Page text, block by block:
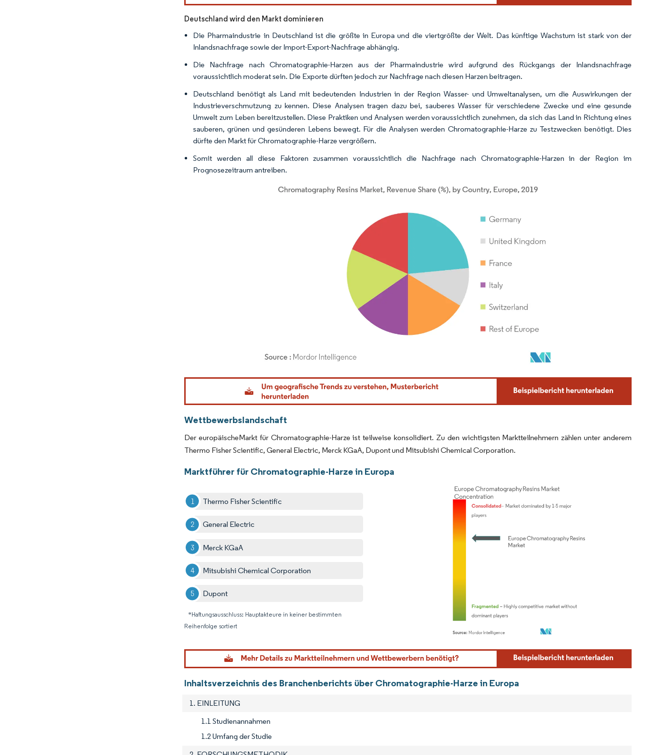
Deutschland wird den Markt dominieren
Die Pharmaindustrie in Deutschland ist die größte in Europa und die viertgrößte der Welt. Das künftige Wachstum ist stark von der
Inlandsnachfrage sowie der Import-Export-Nachfrage abhängig.
Die Nachfrage nach Chromatographie-Harzen aus der Pharmaindustrie wird aufgrund des Rückgangs der Inlandsnachfrage
voraussichtlich moderat sein. Die Exporte dürften jedoch zur Nachfrage nach diesen Harzen beitragen.
Deutschland benötigt als Land mit bedeutenden Industrien in der Region Wasser- und Umweltanalysen, um die Auswirkungen der
Industrieverschmutzung zu kennen. Diese Analysen tragen dazu bei, sauberes Wasser für verschiedene Zwecke und eine gesunde
Umwelt zum Leben bereitzustellen. Diese Praktiken und Analysen werden voraussichtlich zunehmen, da sich das Land in Richtung eines
sauberen, grünen und gesünderen Lebens bewegt. Für die Analysen werden Chromatographie-Harze zu Testzwecken benötigt. Dies
dürfte den Markt für Chromatographie-Harze vergrößern.
Somit werden all diese Faktoren zusammen voraussichtlich die Nachfrage nach Chromatographie-Harzen in der Region im
Prognosezeitraum antreiben.
Bild © Mordor Intelligence. Wiederverwendung erfordert Namensnennung gemäß CC BY 4.0.
Wettbewerbslandschaft
Der europäischeMarkt für Chromatographie-Harze ist teilweise konsolidiert. Zu den wichtigsten Marktteilnehmern zählen unter anderem
Thermo Fisher Scientific, General Electric, Merck KGaA, Dupont und Mitsubishi Chemical Corporation.
Marktführer für Chromatographie-Harze in Europa
Thermo Fisher Scientific
General Electric
Merck KGaA
Mitsubishi Chemical Corporation
Dupont
*Haftungsausschluss: Hauptakteure in keiner bestimmten
Reihenfolge sortiert
Bild © Mordor Intelligence. Wiederverwendung erfordert Namensnennung gemäß CC BY 4.0.
Inhaltsverzeichnis des Branchenberichts über Chromatographie-Harze in Europa
1. EINLEITUNG
1.1 Studienannahmen
1.2 Umfang der Studie